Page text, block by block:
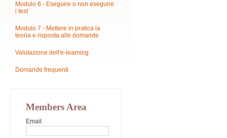
Modulo 6 - Eseguire o non eseguire
i test
Modulo 7 - Mettere in pratica la
teoria e risposta alle domande
Valutazione dell'e-learning
Domande frequenti
Members Area
Email: